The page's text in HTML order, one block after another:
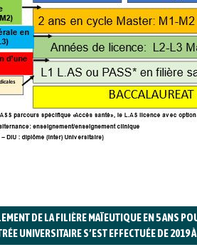
DE LA FILIÈRE MAÏEUTIQUE EN 5 ANS
UNIVERSITAIRE S’EST EFFECTUÉE DE 2019